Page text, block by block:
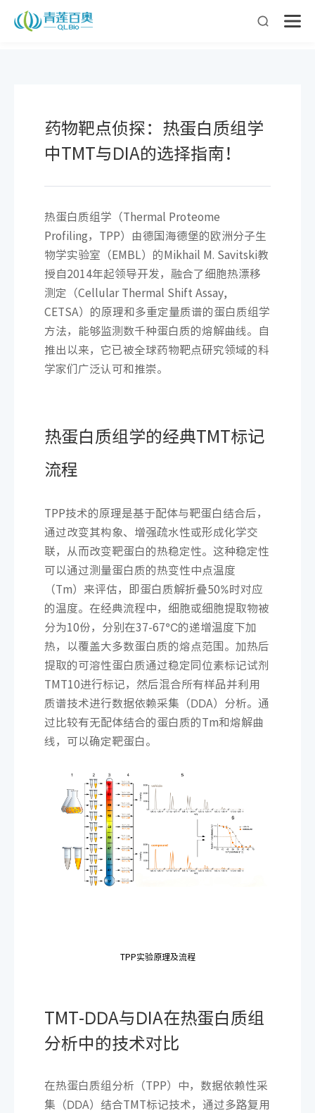
您好，欢迎来到青莲百奥! 咨询客服
药物靶点侦探：热蛋白质组学
中TMT与DIA的选择指南！
热蛋白质组学（Thermal Proteome
Profiling，TPP）由德国海德堡的欧洲分子生
物学实验室（EMBL）的Mikhail M. Savitski教
授自2014年起领导开发，融合了细胞热漂移
测定（Cellular Thermal Shift Assay,
CETSA）的原理和多重定量质谱的蛋白质组学
方法，能够监测数千种蛋白质的熔解曲线。自
推出以来，它已被全球药物靶点研究领域的科
学家们广泛认可和推崇。
热蛋白质组学的经典TMT标记
流程
TPP技术的原理是基于配体与靶蛋白结合后，
通过改变其构象、增强疏水性或形成化学交
联，从而改变靶蛋白的热稳定性。这种稳定性
可以通过测量蛋白质的热变性中点温度
（Tm）来评估，即蛋白质解折叠50%时对应
的温度。在经典流程中，细胞或细胞提取物被
分为10份，分别在37-67℃的递增温度下加
热，以覆盖大多数蛋白质的熔点范围。加热后
提取的可溶性蛋白质通过稳定同位素标记试剂
TMT10进行标记，然后混合所有样品并利用
质谱技术进行数据依赖采集（DDA）分析。通
过比较有无配体结合的蛋白质的Tm和熔解曲
线，可以确定靶蛋白。
TPP实验原理及流程
TMT-DDA与DIA在热蛋白质组
分析中的技术对比
在热蛋白质组分析（TPP）中，数据依赖性采
集（DDA）结合TMT标记技术，通过多路复用